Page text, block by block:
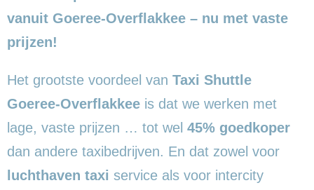
vanuit Goeree-Overflakkee – nu met vaste
prijzen!
Het grootste voordeel van Taxi Shuttle
Goeree-Overflakkee is dat we werken met
lage, vaste prijzen … tot wel 45% goedkoper
dan andere taxibedrijven. En dat zowel voor
luchthaven taxi service als voor intercity